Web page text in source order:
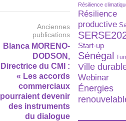
Anciennes
publications
Blanca MORENO-
DODSON,
Directrice du CMI :
« Les accords
commerciaux
pourraient devenir
des instruments
du dialogue
Résilience
Résilience
productive
Start-up
Sénégal
Ville
Webinar
Énergies